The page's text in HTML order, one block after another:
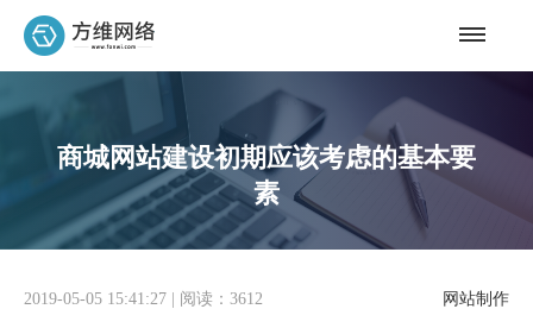
商城网站建设初期应该考虑的基本要
素
网站制作
2019-05-05 15:41:27 阅读：3612